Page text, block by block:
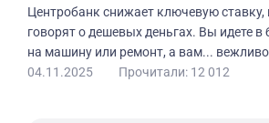
Центробанк снижает ключевую ставку,
говорят о дешевых деньгах. Вы идете в
на машину или ремонт, а вам...
04.11.2025
Прочитали: 12 012